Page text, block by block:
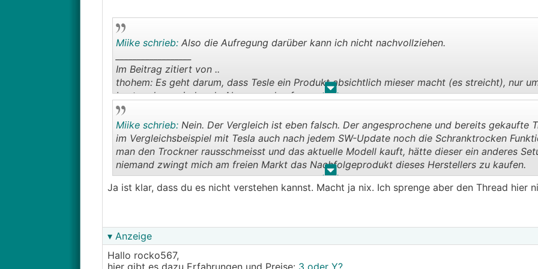
Blöd ist dann halt wenn du dir einen Vorführer ansiehst und dann einen Neuwagen bestellst
Funktionen.
. .
Miike schrieb:Also die Aufregung darüber kann ich nicht nachvollziehen.
Im Beitrag zitiert von ..
thohem: Es geht darum, dass Tesle ein Produkt absichtlich mieser macht (es streicht), nur
Leuten dann wieder als Abo zu verkaufen.
Kein Tesla Fahrer wird zu irgendwas gezwungen oder ihm etwas weggenommen. Am Ende
verdienen. Ja, das ist normal in einer Marktwirtschaft und ist eine Begleiterscheinung des
Sozialismus oder Kommunismus würde das anders aussehen - da gäbe es nämlich keinen
entwickeln. Tesla ist kein gemeinnütziger Verein. Am Ende der Enscheidungskette steht aber
die freie Wahl hat - wie einige hier eh schon mit vorausschauender Skepsis angemerkt
. .
Miike schrieb:Nein. Der Vergleich ist eben falsch. Der angesprochene und bereits gekaufte
im Vergleichsbeispiel mit Tesla auch nach jedem SW-Update noch die Schranktrocken
man den Trockner rausschmeisst und das aktuelle Modell kauft, hätte dieser ein anderes
niemand zwingt mich am freien Markt das Nachfolgeprodukt dieses Herstellers zu kaufen.
Ja ist klar, dass du es nicht verstehen kannst. Macht ja nix. Ich sprenge aber den Thread hier
▾ Anzeige
Hallo rocko567,
hier gibt es dazu Erfahrungen und Preise: 3 oder Y?